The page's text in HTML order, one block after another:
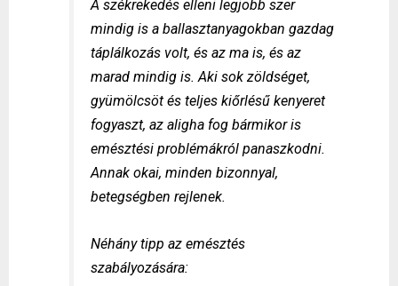
A székrekedés elleni legjobb szer
mindig is a ballasztanyagokban gazdag
táplálkozás volt, és az ma is, és az
marad mindig is. Aki sok zöldséget,
gyümölcsöt és teljes kiőrlésű kenyeret
fogyaszt, az aligha fog bármikor is
emésztési problémákról panaszkodni.
Annak okai, minden bizonnyal,
betegségben rejlenek.
Néhány tipp az emésztés
szabályozására: